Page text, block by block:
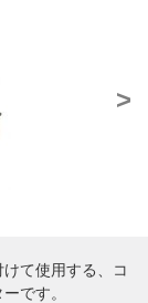
>
て使用する、コ
です。